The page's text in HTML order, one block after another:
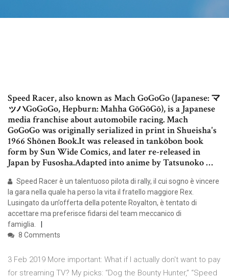
Speed Racer, also known as Mach GoGoGo (Japanese: マ
ッハGoGoGo, Hepburn: Mahha GōGōGō), is a Japanese
media franchise about automobile racing. Mach
GoGoGo was originally serialized in print in Shueisha's
1966 Shōnen Book.It was released in tankōbon book
form by Sun Wide Comics, and later re-released in
Japan by Fusosha.Adapted into anime by Tatsunoko …
Speed Racer è un talentuoso pilota di rally, il cui sogno è vincere
la gara nella quale ha perso la vita il fratello maggiore Rex.
Lusingato da un’offerta della potente Royalton, è tentato di
accettare ma preferisce fidarsi del team meccanico di
famiglia.
8 Comments
3 Feb 2019 More important: What if I actually don't want to pay
for streaming TV? My picks: “Dog the Bounty Hunter,” “Speed